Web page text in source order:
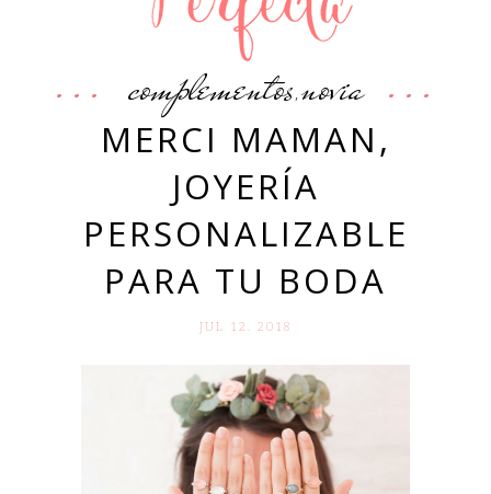
complementos,novia
MERCI MAMAN,
JOYERÍA
PERSONALIZABLE
PARA TU BODA
JUL 12. 2018